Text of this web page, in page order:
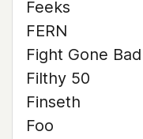
Feeks
FERN
Fight Gone Bad
Filthy 50
Finseth
Foo